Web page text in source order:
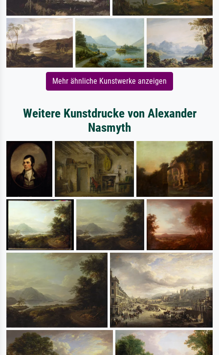
Mehr ähnliche Kunstwerke anzeigen
Weitere Kunstdrucke von Alexander
Nasmyth